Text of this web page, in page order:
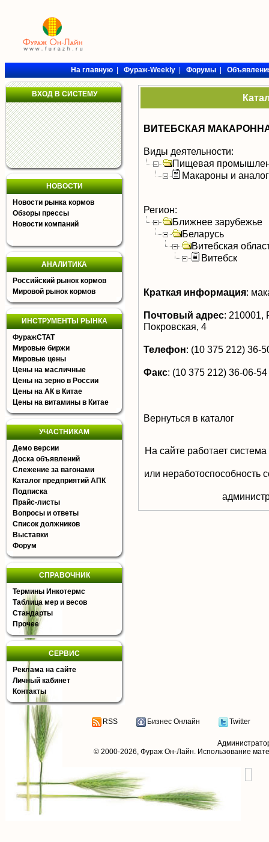
На главную|Фураж-Weekly|Форумы|
ВХОД В СИСТЕМУ
НОВОСТИ
Новости рынка кормов
Обзоры прессы
Новости компаний
АНАЛИТИКА
Российский рынок кормов
Мировой рынок кормов
ИНСТРУМЕНТЫ РЫНКА
ФуражСТАТ
Мировые биржи
Мировые цены
Цены на масличные
Цены на зерно в России
Цены на АК в Китае
Цены на витамины в Китае
УЧАСТНИКАМ
Демо версии
Доска объявлений
Слежение за вагонами
Каталог предприятий АПК
Подписка
Прайс-листы
Вопросы и ответы
Список должников
Выставки
Форум
СПРАВОЧНИК
Термины Инкотермс
Таблица мер и весов
Стандарты
Прочее
СЕРВИС
Реклама на сайте
Личный кабинет
Контакты
ВИТЕБСКАЯ
Виды деятельности:
Пищевая
Макароны и
Регион:
Ближнее зарубежье
Беларусь
Витебская
Витебск
Краткая информация:
Почтовый адрес: 210001,
Покровская, 4
Телефон: (10 375 212) 36-
Факс: (10 375 212) 36-06-54
Вернуться в каталог
На сайте работает
или неработоспособность
RSS Бизнес Онлайн Twitter
© 2000-2026, Фураж Он-Лайн. Использование